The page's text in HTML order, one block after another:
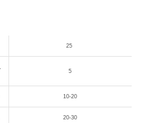
25
5
10-20
20-30